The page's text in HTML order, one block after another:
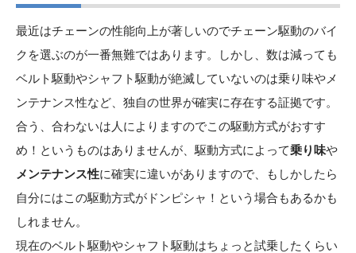
最近はチェーンの性能向上が著しいのでチェーン駆動のバイ
クを選ぶのが一番無難ではあります。しかし、数は減っても
ベルト駆動やシャフト駆動が絶滅していないのは乗り味やメ
ンテナンス性など、独自の世界が確実に存在する証拠です。
合う、合わないは人によりますのでこの駆動方式がおすす
め！というものはありませんが、駆動方式によって乗り味や
メンテナンス性に確実に違いがありますので、もしかしたら
自分にはこの駆動方式がドンピシャ！という場合もあるかも
しれません。
現在のベルト駆動やシャフト駆動はちょっと試乗したくらい